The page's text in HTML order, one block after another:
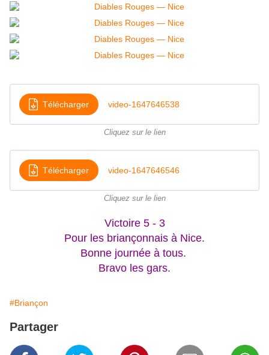
Télécharger video-1647646538
Cliquez sur le lien
Télécharger video-1647646546
Cliquez sur le lien
Victoire 5 - 3
Pour les briançonnais à Nice.
Bonne journée à tous.
Bravo les gars.
#Briançon
Partager